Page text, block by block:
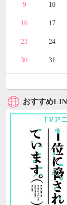
9 10
16 17
23 24
30 31
おすすめ